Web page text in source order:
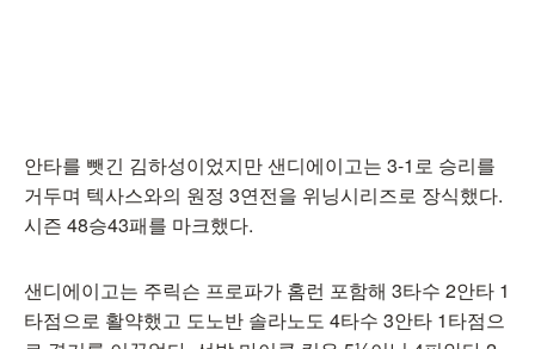
안타를 뺏긴 김하성이었지만 샌디에이고는 3-1로 승리를
거두며 텍사스와의 원정 3연전을 위닝시리즈로 장식했다.
시즌 48승43패를 마크했다.
샌디에이고는 주릭슨 프로파가 홈런 포함해 3타수 2안타 1
타점으로 활약했고 도노반 솔라노도 4타수 3안타 1타점으